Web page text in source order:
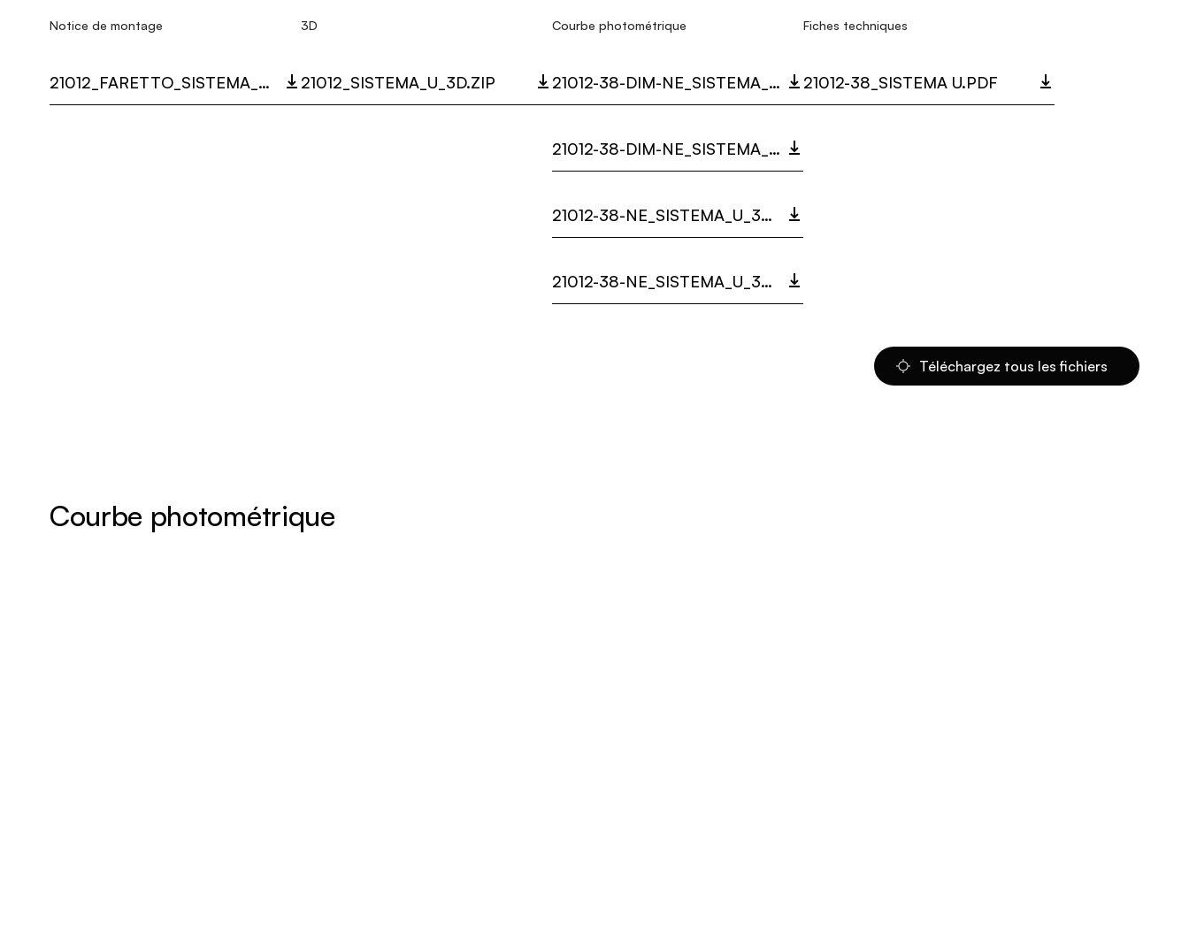
Notice de montage
21012_FARETTO_SISTEMA_U_SOSPENSIONE_MULTI_LANGUAGE_9391_INST.PDF
3D
21012_SISTEMA_U_3D.ZIP
Courbe photométrique
21012-38-DIM-NE_SISTEMA_U_38DEGREE_DARKLIGHT_LC.ZIP
21012-38-DIM-NE_SISTEMA_U_38DEGREE_LC.ZIP
21012-38-NE_SISTEMA_U_38DEGREE_LC.ZIP
21012-38-NE_SISTEMA_U_38DEGREE_DARKLIGHT_LC.ZIP
Fiches techniques
21012-38_SISTEMA U.PDF
Téléchargez tous les fichiers
Courbe photométrique